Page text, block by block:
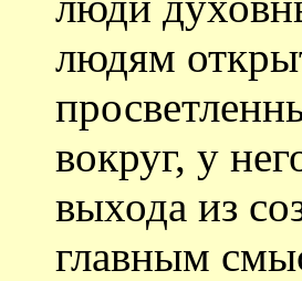
людям
вокруг, у
выхода из
главным